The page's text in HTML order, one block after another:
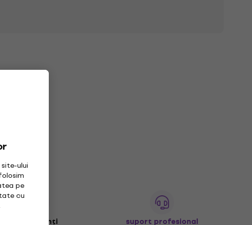
ului
pe
cu
diatonice vă oferă oportunitatea excepțională de a vă
și să vă lăsați inspirați de bogăția sonoră autentică
3M+ clienți suport profesional